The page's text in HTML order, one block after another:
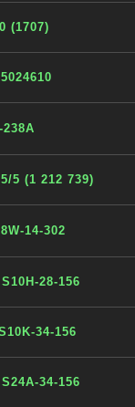
(1707)
5 (1 212 739)
14-302
28-156
34-156
34-156